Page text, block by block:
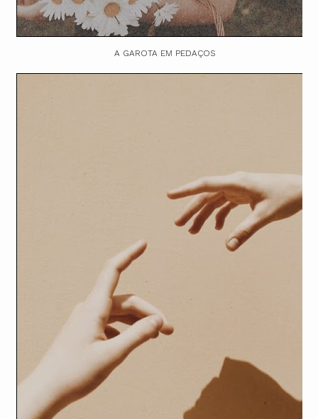
A GAROTA EM PEDAÇOS